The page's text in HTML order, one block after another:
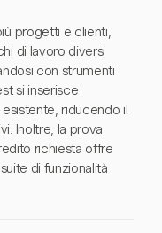
progetti e clienti,
di lavoro diversi
con strumenti
si inserisce
riducendo il
Inoltre, la prova
richiesta offre
di funzionalità